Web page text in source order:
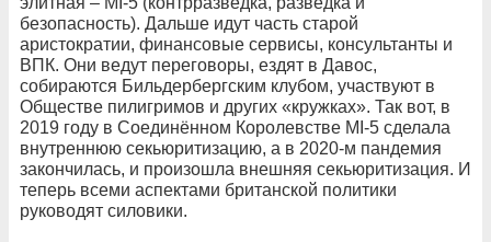
безопасность). Дальше идут часть старой
аристократии, финансовые сервисы, консультанты и
ВПК. Они ведут переговоры, ездят в Давос,
собираются Бильдербергским клубом, участвуют в
Обществе пилигримов и других «кружках». Так вот, в
2019 году в Соединённом Королевстве MI-5 сделала
внутреннюю секьюритизацию, а в 2020-м пандемия
закончилась, и произошла внешняя секьюритизация. И
теперь всеми аспектами британской политики
руководят силовики.